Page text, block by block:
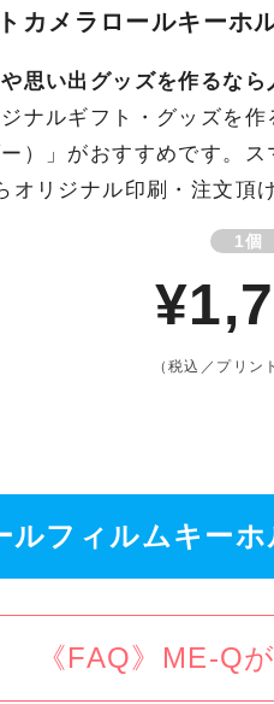
カメラロールキーホ
思い出グッズを作るな
ナルギフト・グッズを
）」がおすすめです。
リジナル印刷・注文頂
1個
（税込／プリン
ルフィルムキー
《FAQ》ME-Q